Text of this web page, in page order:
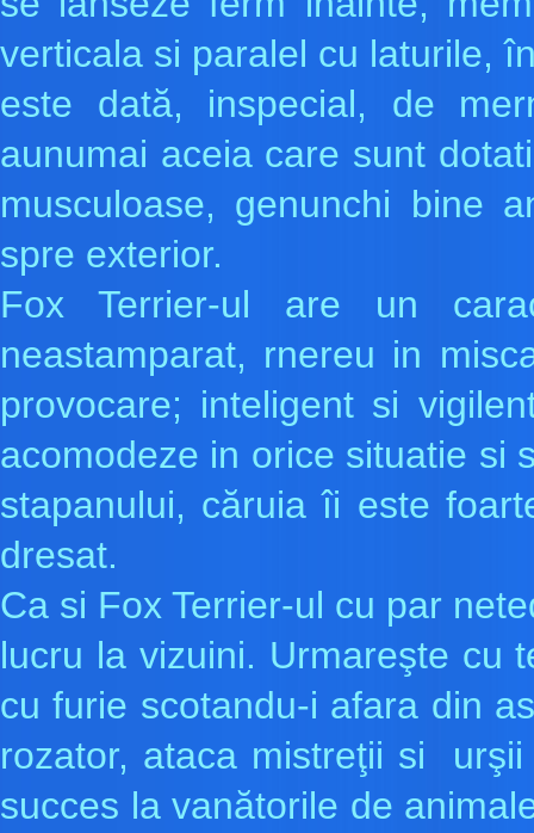
verticala si paralel cu laturile,
este dată, inspecial, de
aunumai aceia care sunt
musculoase, genunchi bine
spre exterior.
Fox Terrier-ul are un
neastamparat, rnereu in
provocare; inteligent si
acomodeze in orice situatie si
stapanului, căruia îi este
dresat.
Ca si Fox Terrier-ul cu par
lucru la vizuini. Urmareşte cu
cu furie scotandu-i afara din
rozator, ataca mistreţii si
succes la vanătorile de